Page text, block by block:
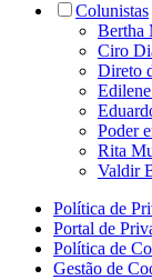
Colunistas
Bertha
Ciro
Direto
Poder
Rita
Valdir
Política de
Portal de
Política de
Gestão de